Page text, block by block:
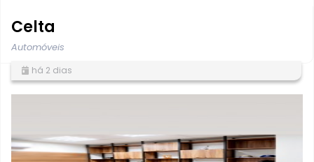
Celta
Automóveis
há 2 dias